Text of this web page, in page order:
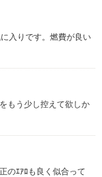
入りです。燃費が良い
もう少し控えて欲しか
のｴｱﾛも良く似合って